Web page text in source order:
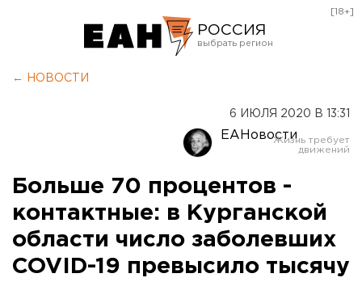
РОССИЯ
Оренбург
[18+]
← НОВОСТИ
6 ИЮЛЯ 2020 В 13:31
ЕАНовости
Больше 70 процентов -
контактные: в Курганской
области число заболевших
COVID-19 превысило тысячу